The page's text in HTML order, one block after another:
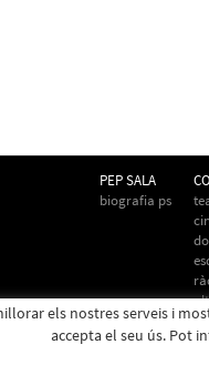
PEP SALA
biografia ps
de Riuprimer (Barcelona)
els nostres serveis i
accepta el seu ús. Pot